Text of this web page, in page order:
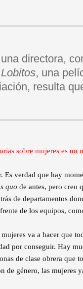
directora,
, una
resulta
sobre mujeres es un
Es verdad que hay
quo de antes, pero creo
de departamentos
de los equipos,
va a hacer que
por conseguir. Hay
de clase obrera que
de género, las mujeres